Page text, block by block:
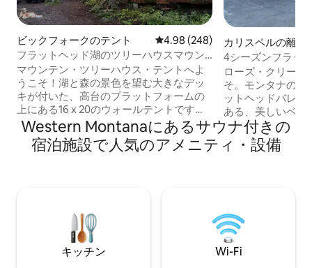
ビックフォークのテント レビュー248件、5つ星中4.98つ
4.98 (248)
フラットヘッド湖のツリーハウスマウン
テンテント
マウンテン・ツリーハウス・テントへよ
うこそ！湖と森の景色を望む大きなデッ
キが付いた、高台のプラットフォームの
上にある16 x 20のウォールテントです。
冷たい水浴びと屋外（温かい！）シャワ
ーを備えた杉のサウナでリラックスして
ください。新鮮な山の氷河泉水。2025年
ができます。星空の夜と豊富な野生動
物。2つのテントが必要な場合は、同じ敷
地内に追加のリスティングがありますの
でご注意ください⛺️🏕
カリスペルの離れ
4シーズンフラッ
露天風呂＆サウナ
ローズ・クリー
そ。モンタナの第二
ットヘッドバレー
ある、美しいベッ
のアパートをお楽し
ペルとビッグフ
この農場は、フラ
広大な景色、ホッ
イヤーピット、ブ
がら、農場でリラ
ください！
Western Montanaにあるサウナ付きの
宿泊施設で人気のアメニティ・設備
キッチン Wi-Fi